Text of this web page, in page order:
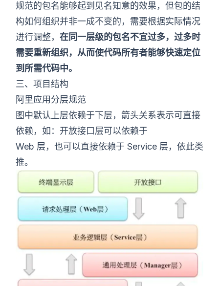
规范的包名能够起到见名知意的效果，但包的结
构如何组织并非一成不变的，需要根据实际情况
进行调整， 在同一层级的包名不宜过多，过多时
需要重新组织，从而使代码所有者能够快速定位
到所需代码中。
三、项目结构
阿里应用分层规范
图中默认上层依赖于下层，箭头关系表示可直接
依赖，如：开放接口层可以依赖于
Web 层，也可以直接依赖于 Service 层，依此类
推。